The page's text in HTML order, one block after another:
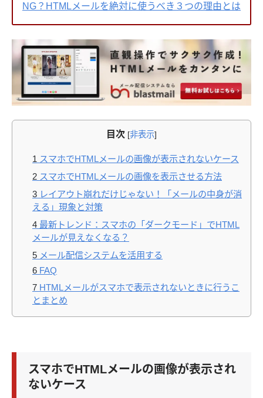
NG？HTMLメールを絶対に使うべき３つの理由とは
目次 [非表示]
1 スマホでHTMLメールの画像が表示されないケース
2 スマホでHTMLメールの画像を表示させる方法
3 レイアウト崩れだけじゃない！「メールの中身が消
える」現象と対策
4 最新トレンド：スマホの「ダークモード」でHTML
メールが見えなくなる？
5 メール配信システムを活用する
6 FAQ
7 HTMLメールがスマホで表示されないときに行うこ
とまとめ
スマホでHTMLメールの画像が表示され
ないケース